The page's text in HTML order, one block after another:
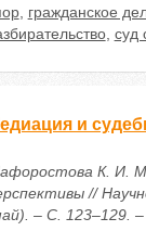
, гражданское
, суд
и
К. И.
//
– С. 123–129.